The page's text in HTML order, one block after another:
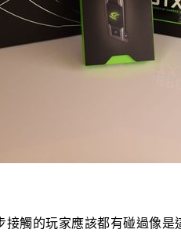
接觸的玩家應該都有碰過像是